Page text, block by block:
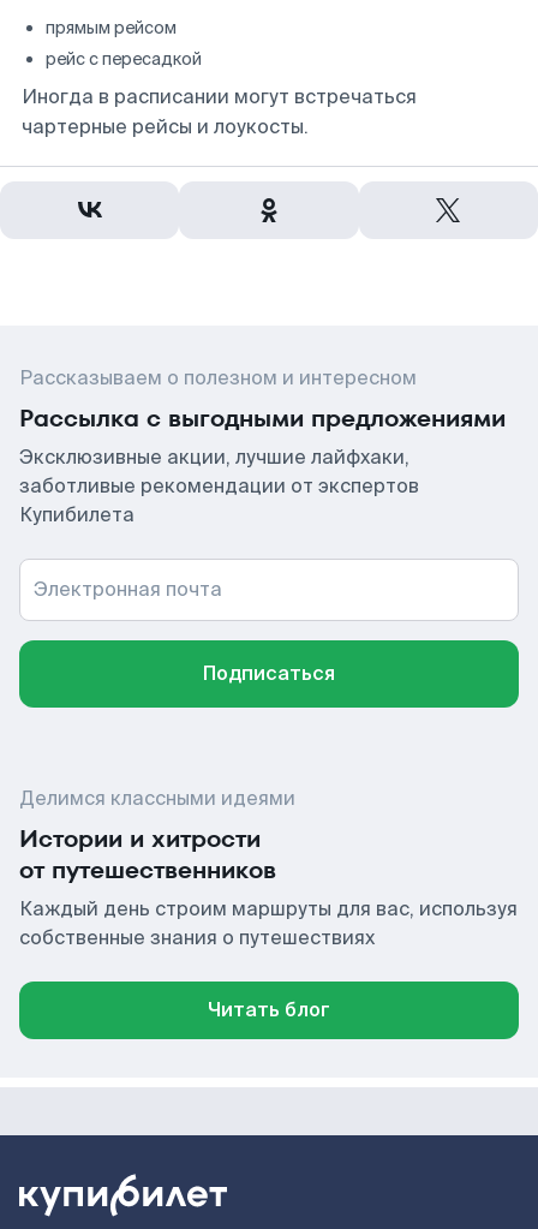
прямым рейсом
рейс с пересадкой
Иногда в расписании могут встречаться
чартерные рейсы и лоукосты.
Рассказываем о полезном и интересном
Рассылка с выгодными предложениями
Эксклюзивные акции, лучшие лайфхаки,
заботливые рекомендации от экспертов
Купибилета
Электронная почта
Подписаться
Делимся классными идеями
Истории и хитрости
от путешественников
Каждый день строим маршруты для вас, используя
собственные знания о путешествиях
Читать блог